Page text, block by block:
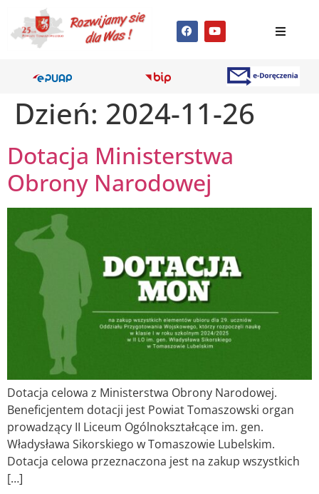
Dzień: 2024-11-26
Dotacja Ministerstwa
Obrony Narodowej
Dotacja celowa z Ministerstwa Obrony Narodowej.
Beneficjentem dotacji jest Powiat Tomaszowski organ
prowadzący II Liceum Ogólnokształcące im. gen.
Władysława Sikorskiego w Tomaszowie Lubelskim.
Dotacja celowa przeznaczona jest na zakup wszystkich
[…]